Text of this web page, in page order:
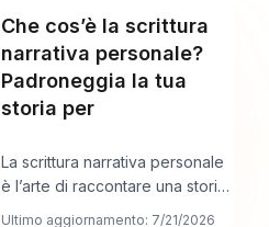
Che cos’è la scrittura
narrativa personale?
Padroneggia la tua
storia per
La scrittura narrativa personale
è l’arte di raccontare una storia
vera della propria vita per rivel
Ultimo aggiornamento: 7/21/2026